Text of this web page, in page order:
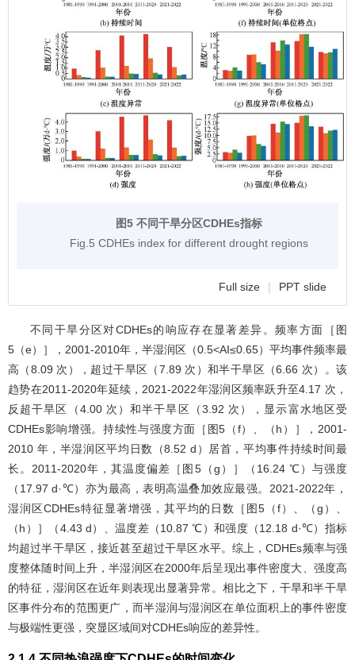
图5 不同干旱分区CDHEs指标
Fig.5 CDHEs index for different drought regions
Full size | PPT slide
不同干旱分区对CDHEs的响应存在显著差异。频率方面［ 图
5 （e）］，2001-2010年，半湿润区（0.5<AI≤0.65）平均事件频率最
高（8.09 次），超过干旱区（7.89 次）和半干旱区（6.66 次）。该
趋势在2011-2020年延续，2021-2022年湿润区频率跃升至4.17 次，
反超干旱区（4.00 次）和半干旱区（3.92 次），显示富水地区受
CDHEs影响增强。持续性与强度方面［ 图5 （f）、（h）］，2001-
2010 年，半湿润区平均日数（8.52 d）居首，平均事件持续时间最
长。2011-2020年，其温度偏差［ 图5（g）］（16.24 ℃）与强度
（17.97 d·℃）亦为最高，表明高温叠加效应最强。2021-2022年，
湿润区CDHEs特征显著增强，其平均的日数［ 图5 （f）、（g）、
（h）］（4.43 d）、温度差（10.87 ℃）和强度（12.18 d·℃）指标
均超过半干旱区，接近甚至超过干旱区水平。综上，CDHEs频率与强
度整体随时间上升，半湿润区在2000年后呈现出事件密度大、强度高
的特征，湿润区在近年则表现出显著异常。相比之下，干旱和半干旱
区事件分布的范围更广，而半湿润与湿润区在单位面积上的事件密度
与极端性更强，突显区域间对CDHEs响应的差异性。